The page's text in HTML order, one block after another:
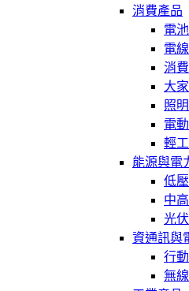
消費產品
電
電
消
大
照明
電
輕
能源與電
低
中
光
資通訊與
行
無